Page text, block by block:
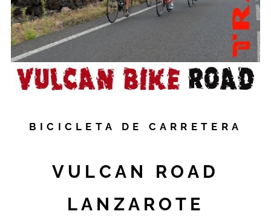
BICICLETA DE CARRETERA
VULCAN ROAD
LANZAROTE